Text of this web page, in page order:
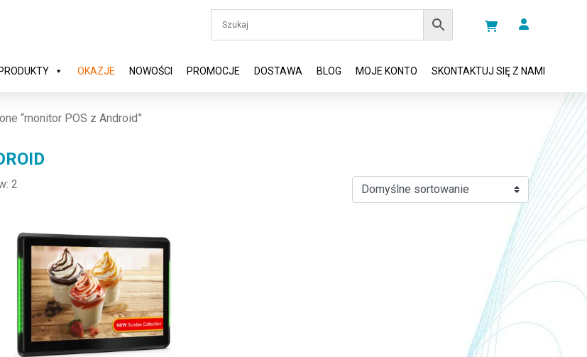
PRODUKTY OKAZJE NOWOŚCI PROMOCJE DOSTAWA BLOG MOJE KONTO SKONTAKTUJ SIĘ Z NAMI
“monitor POS z Android”
2